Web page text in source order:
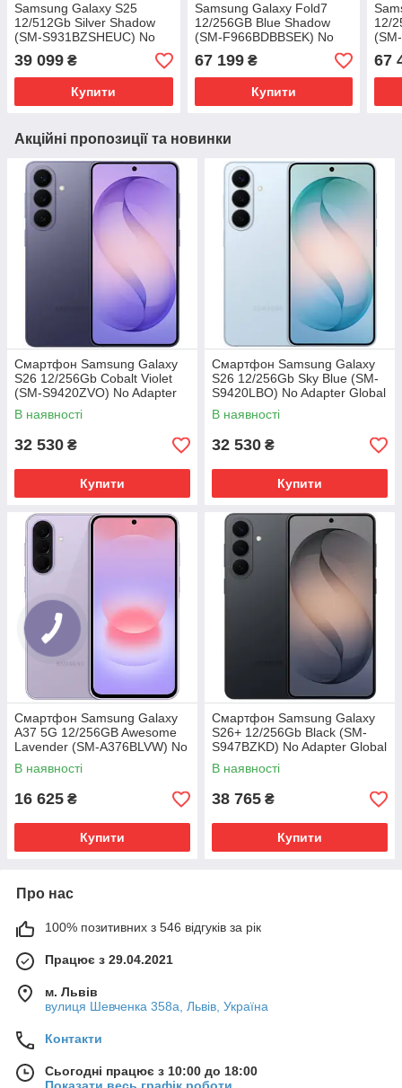
Samsung Galaxy S25
12/512Gb Silver Shadow
(SM-S931BZSHEUC) No
Adapter UA UCRF
39 099 ₴
Купити
Samsung Galaxy Fold7
12/256GB Blue Shadow
(SM-F966BDBBSEK) No
Adapter UA UCRF
67 199₴
Купити
12/
67
Акційні пропозиції та новинки
Смартфон Samsung Galaxy
S26 12/256Gb Cobalt Violet
(SM-S9420ZVO) No Adapter
Global version
В наявності
32 530 ₴
Купити
Смартфон Samsung Galaxy
S26 12/256Gb Sky Blue (SM-
S9420LBO) No Adapter Global
version
В наявності
32 530 ₴
Купити
Смартфон Samsung Galaxy
A37 5G 12/256GB Awesome
Lavender (SM-A376BLVW) No
Adapter MY
В наявності
16 625 ₴
Купити
Смартфон Samsung Galaxy
S26+ 12/256Gb Black (SM-
S947BZKD) No Adapter Global
version
В наявності
38 765 ₴
Купити
Про нас
100% позитивних з 546 відгуків за рік
Працює з 29.04.2021
м. Львів
вулиця Шевченка 358а, Львів, Україна
Контакти
Сьогодні працює з 10:00 до 18:00